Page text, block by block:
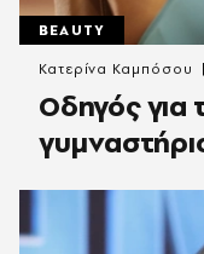
BEAUTY
Οδηγός για
Κατερίνα Καμπόσου